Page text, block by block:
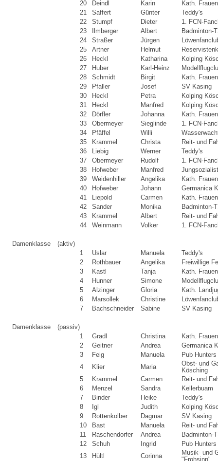
20
Deindl Karin
Kath.
21
Saffert Günter
Teddy's
22
Stumpf Dieter
1. FCN-
23
Ilmberger Albert
Badminton-
24
Straßer Jürgen
25
Artner Helmut
26
Heckl Katharina
Kolping
27
Huber Karl-Heinz
28
Schmidt Birgit
Kath.
29
Pfaller Josef
SV Kasing
30
Heckl Petra
Kolping
31
Heckl Manfred
Kolping
32
Dörfler Johanna
Kath.
33
Obermeyer Sieglinde
1. FCN-
34
Pfäffel Willi
35
Krammel Christa
Reit- und
36
Liebig Werner
Teddy's
37
Obermeyer Rudolf
1. FCN-
38
Hofweber Manfred
39
Weidenhiller Angelika
Kath.
40
Hofweber Johann
Germanica
41
Liepold Carmen
Kath.
42
Sander Monika
Badminton-
43
Krammel Albert
Reit- und
44
Weinmann Volker 1. FCN-
Damenklasse
(aktiv)
1
Uslar Manuela
Teddy's
2
Rothbauer Angelika
Freiwillige
3
Kastl Tanja
Kath.
4
Hunner Simone
5
Alzinger Gloria
Kath.
6
Marsollek Christine
7
Bachschneider Sabine SV Kasing
Damenklasse
(passiv)
1
Gradl Christina
Kath.
2
Geitner Andrea
Germanica
3
Feig Manuela
Pub Hunters
4
Klier Maria
Obst- und
Kösching
5
Krammel Carmen
Reit- und
6
Menzel Sandra
Kellerbuam
7
Binder Heike
Teddy's
8
Igl Judith
Kolping
9
Rottenkolber Dagmar
SV Kasing
10
Bast Manuela
Reit- und
11
Raschendorfer Andrea
Badminton-
12
Schuh Ingrid
Pub Hunters
13
Hültl Corinna
Musik- und
"Frohsinn"